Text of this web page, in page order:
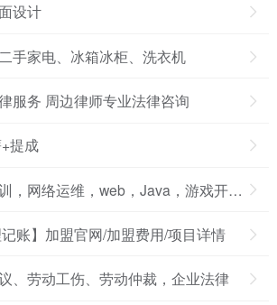
设计
手家电、冰箱冰柜、洗衣机
服务 周边律师专业法律咨询
提成
福州软件测试培训，网络运维，web，Java，游戏开发，大数据分析培训
记账】加盟官网/加盟费用/项目详情
、劳动工伤、劳动仲裁，企业法律